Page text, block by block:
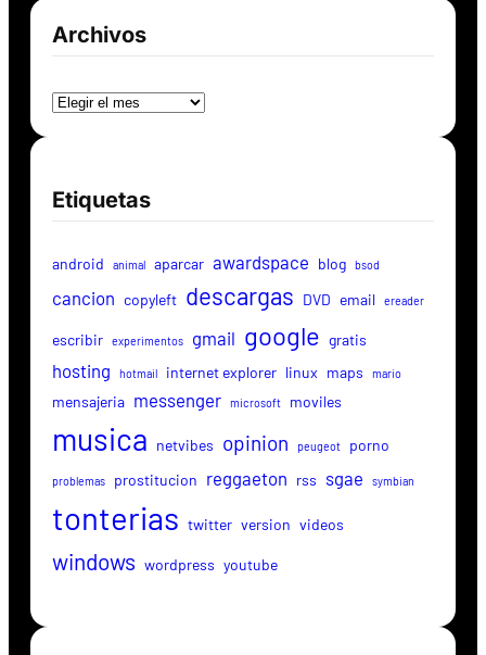
Archivos
Etiquetas
android animal aparcar awardspace blog bsod
cancion copyleft descargas DVD email ereader
escribir experimentos gmail google gratis
hosting hotmail internet explorer linux maps mario
mensajeria messenger microsoft moviles
musica netvibes opinion peugeot porno
problemas prostitucion reggaeton rss sgae symbian
tonterias twitter version videos
windows wordpress youtube